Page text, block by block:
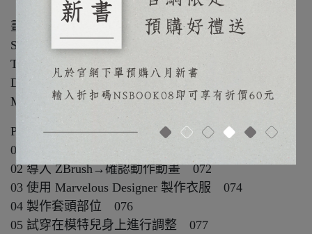
〔遮罩筆刷〕 MaskPen/MaskLasso/MaskPerfectCircle
畫法 063
Stroke/ Alpha（透明度）/Material/DynaMesh/
Transpose Line/3D Gizmo/SubTool
Daz Studio 篇 by 水澄剛大 066
Marvelous Designer 篇 by 水澄剛大 068
PART1 角色人物設計 070
01 使用 Daz 設計姿勢 070
02 導入 ZBrush→確認動作動畫 072
03 使用 Marvelous Designer 製作衣服 074
04 製作套頭部位 076
05 試穿在模特兒身上進行調整 077